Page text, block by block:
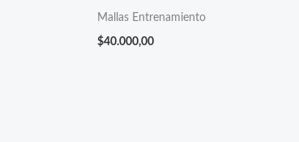
Mallas Entrenamiento
$40.000,00